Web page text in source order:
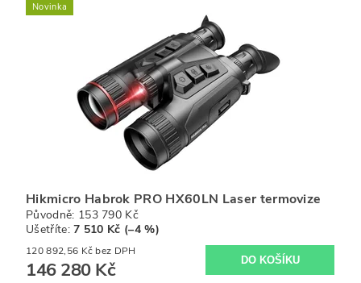
Novinka
Hikmicro Habrok PRO HX60LN Laser termovize
Původně: 153 790 Kč
Ušetříte:7 510 Kč (–4 %)
120 892,56 Kč bez DPH
146 280 Kč